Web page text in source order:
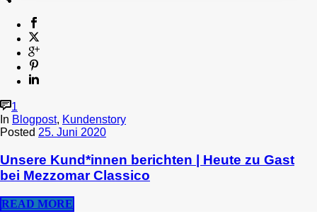
1
In Blogpost, Kundenstory
Posted 25. Juni 2020
Unsere Kund*innen berichten | Heute zu Gast
bei Mezzomar Classico
READ MORE